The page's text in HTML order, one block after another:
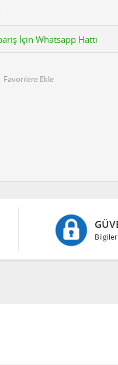
İçin Whatsapp Hattı
Favorilere Ekle